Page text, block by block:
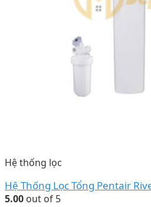
Hệ thống lọc
Hệ Thống Lọc Tổng Pentair
5.00 out of 5